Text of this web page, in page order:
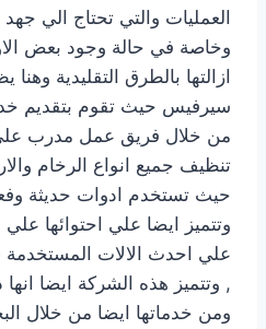
العمليات والتي تحتاج الي
وخاصة في حالة وجود بعض
ازالتها بالطرق التقليدية
سيرفيس حيث تقوم بتقديم
من خلال فريق عمل مدرب
تنظيف جميع انواع الرخام
حيث تستخدم ادوات حديثة
وتتميز ايضا علي احتوائها
علي احدث الالات
, وتتميز هذه الشركة ايضا
ومن خدماتها ايضا من خلال